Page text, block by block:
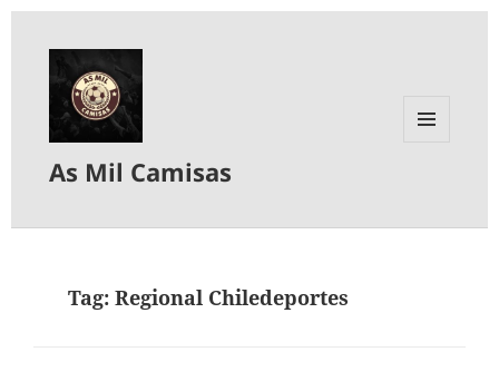
As Mil Camisas
Tag:Regional Chiledeportes